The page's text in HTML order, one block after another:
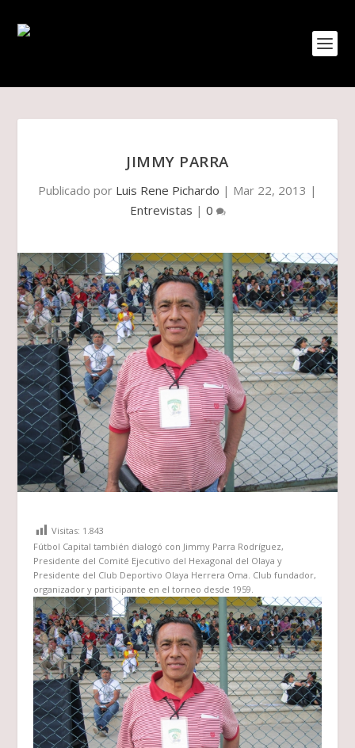
JIMMY PARRA
Publicado por Luis Rene Pichardo | Mar 22, 2013 |
Entrevistas | 0
Visitas: 1.843
Fútbol Capitaltambién dialogó con Jimmy Parra Rodríguez,
Presidente del Comité Ejecutivo del Hexagonal del Olaya y
Presidente del Club Deportivo Olaya Herrera Oma. Club fundador,
organizador y participante en el torneo desde 1959.